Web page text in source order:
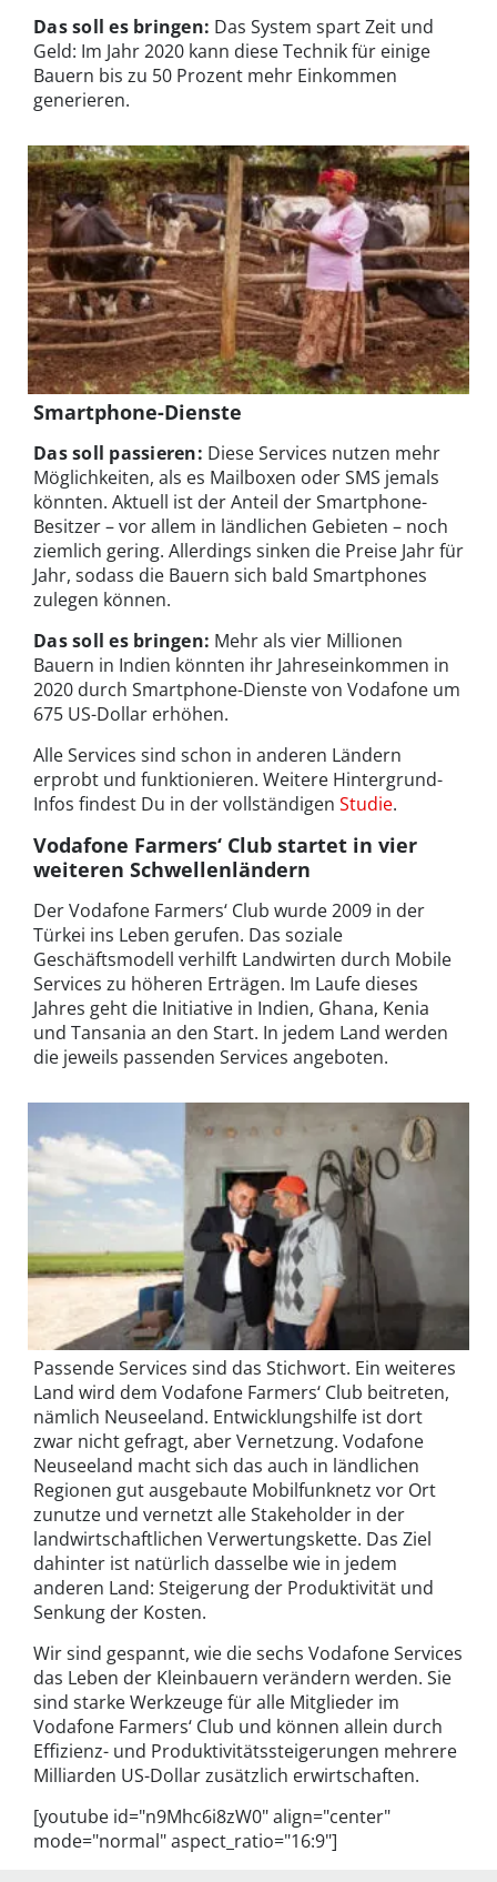
Das soll es bringen: Das System spart Zeit und
Geld: Im Jahr 2020 kann diese Technik für einige
Bauern bis zu 50 Prozent mehr Einkommen
generieren.
Smartphone-Dienste
Das soll passieren: Diese Services nutzen mehr
Möglichkeiten, als es Mailboxen oder SMS jemals
könnten. Aktuell ist der Anteil der Smartphone-
Besitzer – vor allem in ländlichen Gebieten – noch
ziemlich gering. Allerdings sinken die Preise Jahr für
Jahr, sodass die Bauern sich bald Smartphones
zulegen können.
Das soll es bringen: Mehr als vier Millionen
Bauern in Indien könnten ihr Jahreseinkommen in
2020 durch Smartphone-Dienste von Vodafone um
675 US-Dollar erhöhen.
Alle Services sind schon in anderen Ländern
erprobt und funktionieren. Weitere Hintergrund-
Infos findest Du in der vollständigen Studie.
Vodafone Farmers‘ Club startet in vier
weiteren Schwellenländern
Der Vodafone Farmers‘ Club wurde 2009 in der
Türkei ins Leben gerufen. Das soziale
Geschäftsmodell verhilft Landwirten durch Mobile
Services zu höheren Erträgen. Im Laufe dieses
Jahres geht die Initiative in Indien, Ghana, Kenia
und Tansania an den Start. In jedem Land werden
die jeweils passenden Services angeboten.
Passende Services sind das Stichwort. Ein weiteres
Land wird dem Vodafone Farmers‘ Club beitreten,
nämlich Neuseeland. Entwicklungshilfe ist dort
zwar nicht gefragt, aber Vernetzung. Vodafone
Neuseeland macht sich das auch in ländlichen
Regionen gut ausgebaute Mobilfunknetz vor Ort
zunutze und vernetzt alle Stakeholder in der
landwirtschaftlichen Verwertungskette. Das Ziel
dahinter ist natürlich dasselbe wie in jedem
anderen Land: Steigerung der Produktivität und
Senkung der Kosten.
Wir sind gespannt, wie die sechs Vodafone Services
das Leben der Kleinbauern verändern werden. Sie
sind starke Werkzeuge für alle Mitglieder im
Vodafone Farmers‘ Club und können allein durch
Effizienz- und Produktivitätssteigerungen mehrere
Milliarden US-Dollar zusätzlich erwirtschaften.
[youtube id="n9Mhc6i8zW0" align="center"
mode="normal" aspect_ratio="16:9"]